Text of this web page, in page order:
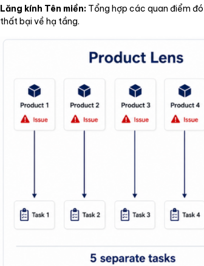
Lăng kính Tên miền: Tổng hợp các quan điểm
thất bại về hạ tầng.